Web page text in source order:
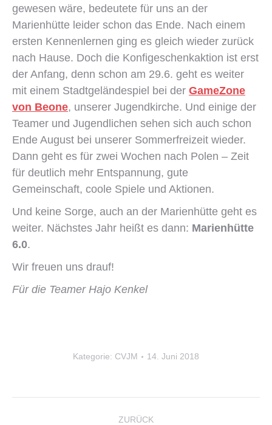
gewesen wäre, bedeutete für uns an der
Marienhütte leider schon das Ende. Nach einem
ersten Kennenlernen ging es gleich wieder zurück
nach Hause. Doch die Konfigeschenkaktion ist erst
der Anfang, denn schon am 29.6. geht es weiter
mit einem Stadtgeländespiel bei der GameZone
von Beone, unserer Jugendkirche. Und einige der
Teamer und Jugendlichen sehen sich auch schon
Ende August bei unserer Sommerfreizeit wieder.
Dann geht es für zwei Wochen nach Polen – Zeit
für deutlich mehr Entspannung, gute
Gemeinschaft, coole Spiele und Aktionen.
Und keine Sorge, auch an der Marienhütte geht es
weiter. Nächstes Jahr heißt es dann: Marienhütte
6.0.
Wir freuen uns drauf!
Für die Teamer Hajo Kenkel
Kategorie: CVJM 14. Juni 2018
KOMMENTARNAVIGATION
ZURÜCK